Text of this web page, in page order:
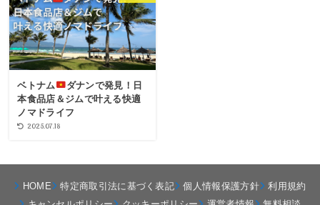
ベトナム
ダナンで発見！日
本食品店＆ジムで叶える快適
ノマドライフ
2025.07.18
HOME 特定商取引法に基づく表記 個人情報保護方針
利用規約